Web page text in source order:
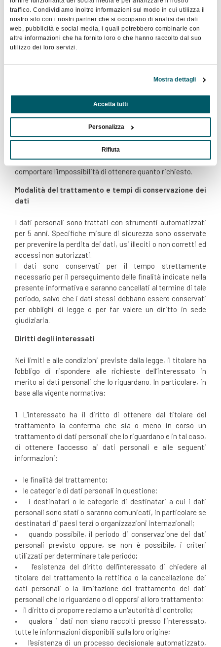
traffico. Condividiamo inoltre informazioni sul modo in cui utilizza il
nostro sito con i nostri partner che si occupano di analisi dei dati
web, pubblicità e social media, i quali potrebbero combinarle con
altre informazioni che ha fornito loro o che hanno raccolto dal suo
utilizzo dei loro servizi.
Mostra dettagli
Accetta tutti
Personalizza
Rifiuta
tracciamento degli utenti. L’uso di c.d. cookies di sessione
è strettamente limitato alla trasmissione di identificativi
di sessione (costituiti da numeri casuali generati dal
server) necessari per consentire l’esplorazione sicura ed
sito evitano il ricorso ad altre tecniche informatiche
potenzialmente pregiudizievoli per la riservatezza della
dati personali identificativi dell’utente.
Facoltatività del conferimento dei dati
A parte quanto specificato per i dati di navigazione, l’utente
è libero di fornire i dati personali per richiedere i servizi
offerti dal Titolare. Il loro mancato conferimento può
comportare l’impossibilità di ottenere quanto richiesto.
Modalità del trattamento e tempi di conservazione dei
dati
I dati personali sono trattati con strumenti automatizzati
per 5 anni. Specifiche misure di sicurezza sono osservate
per prevenire la perdita dei dati, usi illeciti o non corretti ed
accessi non autorizzati.
I dati sono conservati per il tempo strettamente
necessario per il perseguimento delle finalità indicate nella
presente informativa e saranno cancellati al termine di tale
periodo, salvo che i dati stessi debbano essere conservati
per obblighi di legge o per far valere un diritto in sede
giudiziaria.
Diritti degli interessati
Nei limiti e alle condizioni previste dalla legge, il titolare ha
l’obbligo di rispondere alle richieste dell’interessato in
merito ai dati personali che lo riguardano. In particolare, in
base alla vigente normativa:
1. L'interessato ha il diritto di ottenere dal titolare del
trattamento la conferma che sia o meno in corso un
trattamento di dati personali che lo riguardano e in tal caso,
di ottenere l'accesso ai dati personali e alle seguenti
informazioni:
• le finalità del trattamento;
• le categorie di dati personali in questione;
• i destinatari o le categorie di destinatari a cui i dati
personali sono stati o saranno comunicati, in particolare se
destinatari di paesi terzi o organizzazioni internazionali;
• quando possibile, il periodo di conservazione dei dati
personali previsto oppure, se non è possibile, i criteri
utilizzati per determinare tale periodo;
• l'esistenza del diritto dell'interessato di chiedere al
titolare del trattamento la rettifica o la cancellazione dei
dati personali o la limitazione del trattamento dei dati
personali che lo riguardano o di opporsi al loro trattamento;
• il diritto di proporre reclamo a un'autorità di controllo;
• qualora i dati non siano raccolti presso l'interessato,
tutte le informazioni disponibili sulla loro origine;
• l'esistenza di un processo decisionale automatizzato,